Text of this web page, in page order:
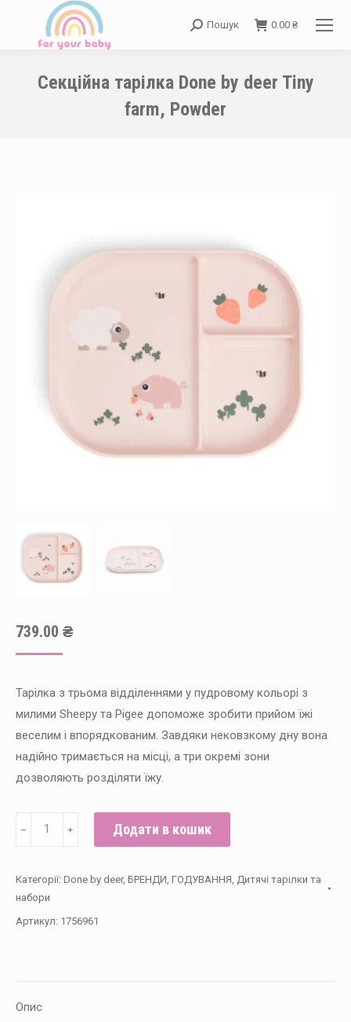
Search:
Пошук 0.00 ₴
Секційна тарілка Done by deer Tiny
farm, Powder
739.00 ₴
Тарілка з трьома відділеннями у пудровому кольорі з
милими Sheepy та Pigee допоможе зробити прийом їжі
веселим і впорядкованим. Завдяки нековзкому дну вона
надійно тримається на місці, а три окремі зони
дозволяють розділяти їжу.
Секційна
by
Tiny
﹣ ﹢ Додати в кошик
Категорії: Done by deer, БРЕНДИ ГОДУВАННЯ Дитячі тарілки та
набори
Артикул: 1756961
Опис